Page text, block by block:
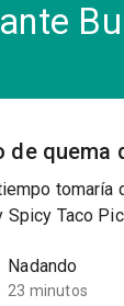
de quema
tomaría
Spicy Taco
Nadando
23 minutos